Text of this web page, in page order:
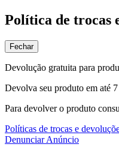
Política de trocas
Fechar
Devolução gratuita para
Devolva seu produto em até
Para devolver o produto
Políticas de trocas e
Denunciar Anúncio